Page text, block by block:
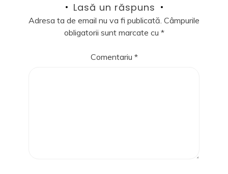
Lasă un răspuns
Adresa ta de email nu va fi publicată. Câmpurile
obligatorii sunt marcate cu *
Comentariu *